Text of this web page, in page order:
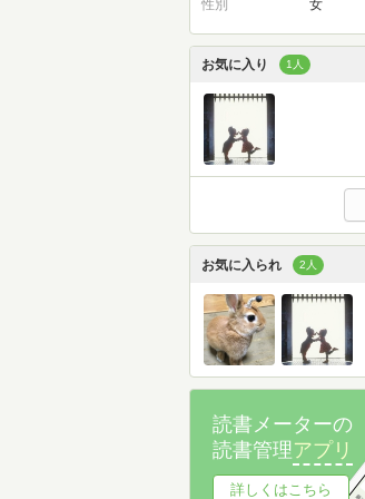
性別 女
お気に入り 1人
お気に入られ 2人
読書メーターの
読書管理アプリ
詳しくはこちら